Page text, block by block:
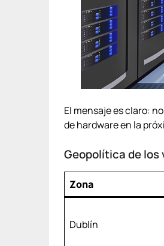
El mensaje es claro:
de hardware en la
Geopolítica de los
Zona
Dublín